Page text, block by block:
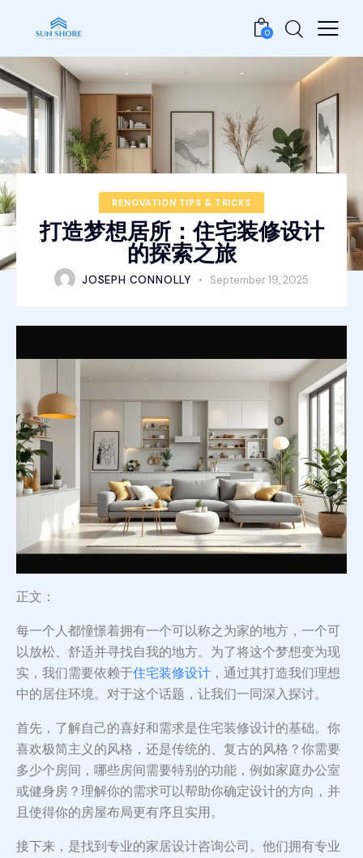
0
RENOVATION TIPS & TRICKS
打造梦想居所：住宅装修设计
的探索之旅
JOSEPH CONNOLLY September 19, 2025
正文：
每一个人都憧憬着拥有一个可以称之为家的地方，一个可
以放松、舒适并寻找自我的地方。为了将这个梦想变为现
实，我们需要依赖于住宅装修设计 ，通过其打造我们理想
中的居住环境。对于这个话题，让我们一同深入探讨。
首先，了解自己的喜好和需求是住宅装修设计的基础。你
喜欢极简主义的风格，还是传统的、复古的风格？你需要
多少个房间，哪些房间需要特别的功能，例如家庭办公室
或健身房？理解你的需求可以帮助你确定设计的方向，并
且使得你的房屋布局更有序且实用。
接下来，是找到专业的家居设计咨询公司。他们拥有专业